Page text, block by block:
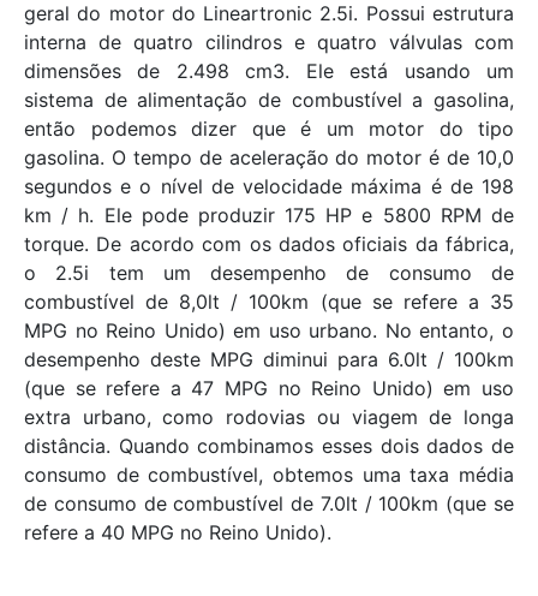
geral do motor do Lineartronic 2.5i. Possui estrutura
interna de quatro cilindros e quatro válvulas com
dimensões de 2.498 cm3. Ele está usando um
sistema de alimentação de combustível a gasolina,
então podemos dizer que é um motor do tipo
gasolina. O tempo de aceleração do motor é de 10,0
segundos e o nível de velocidade máxima é de 198
km / h. Ele pode produzir 175 HP e 5800 RPM de
torque. De acordo com os dados oficiais da fábrica,
o 2.5i tem um desempenho de consumo de
combustível de 8,0lt / 100km (que se refere a 35
MPG no Reino Unido) em uso urbano. No entanto, o
desempenho deste MPG diminui para 6.0lt / 100km
(que se refere a 47 MPG no Reino Unido) em uso
extra urbano, como rodovias ou viagem de longa
distância. Quando combinamos esses dois dados de
consumo de combustível, obtemos uma taxa média
de consumo de combustível de 7.0lt / 100km (que se
refere a 40 MPG no Reino Unido).